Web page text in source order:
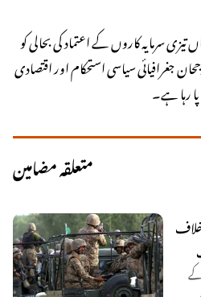
تیزی سرمایہ کاروں کے اعتماد کی بحالی کو
جغرافیائی سیاسی استحکام اور اقتصادی
رہا ہے۔
متعلقہ مضامین
ردالفتنہ-3 کے